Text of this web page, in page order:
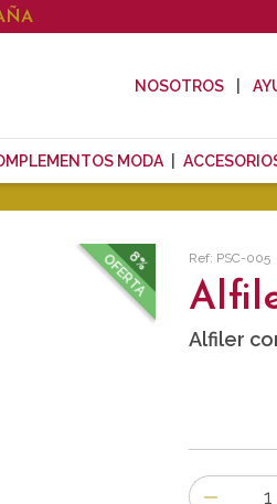
NOSOTROS
MODA
8%
OFERTA Ref: PSC-005
Alfiler
Número